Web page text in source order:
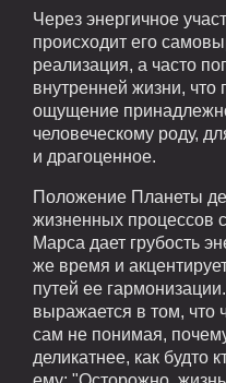
Через энергичное
происходит его
реализация, а часто
внутренней жизни, что
ощущение
человеческому роду,
и драгоценное.
Положение Планеты
жизненных процессов
Марса дает грубость
же время и
путей ее
выражается в том, что
сам не понимая,
деликатнее, как будто